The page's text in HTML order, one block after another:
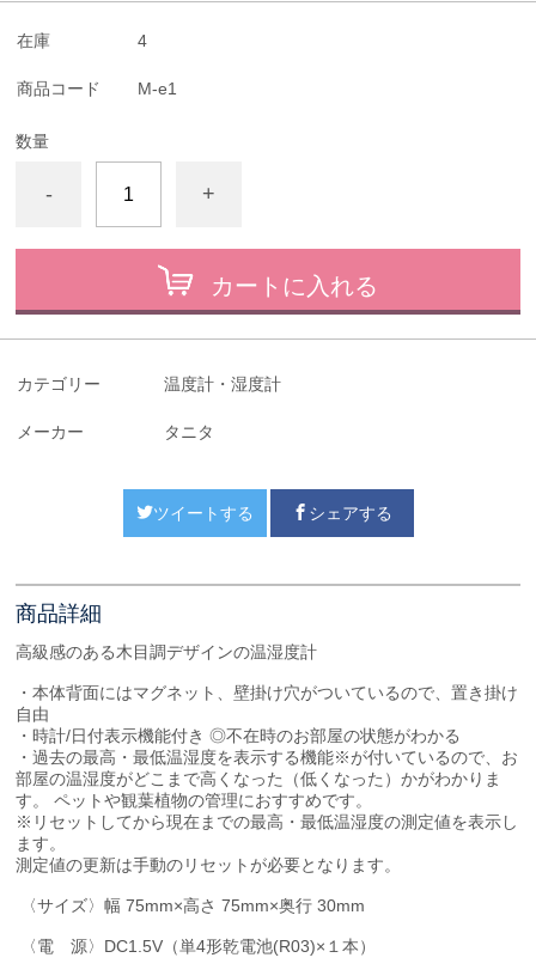
在庫 4
商品コード M-e1
数量
- +
カートに入れる
カテゴリー 温度計・湿度計
メーカー タニタ
ツイートする シェアする
商品詳細
高級感のある木目調デザインの温湿度計
・本体背面にはマグネット、壁掛け穴がついているので、置き掛け
自由
・時計/日付表示機能付き ◎不在時のお部屋の状態がわかる
・過去の最高・最低温湿度を表示する機能※が付いているので、お
部屋の温湿度がどこまで高くなった（低くなった）かがわかりま
す。 ペットや観葉植物の管理におすすめです。
※リセットしてから現在までの最高・最低温湿度の測定値を表示し
ます。
測定値の更新は手動のリセットが必要となります。
〈サイズ〉幅 75mm×高さ 75mm×奥行 30mm
〈電 源〉DC1.5V（単4形乾電池(R03)×１本）